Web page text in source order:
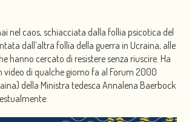
nel caos, schiacciata dalla follia psicotica del
dall’altra follia della guerra in Ucraina, alle
hanno cercato di resistere senza riuscire. Ha
video di qualche giorno fa al Forum 2000
della Ministra tedesca Annalena Baerbock